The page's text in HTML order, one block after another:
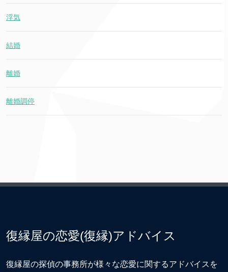
浮気
結婚
離婚
離婚調停
復縁屋の恋愛(復縁)アドバイス
復縁屋の探偵の事務所が様々な恋愛に関するアドバイスを